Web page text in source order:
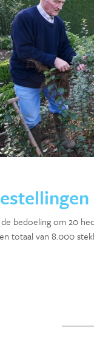
bedoeling om 20
totaal van 8.000